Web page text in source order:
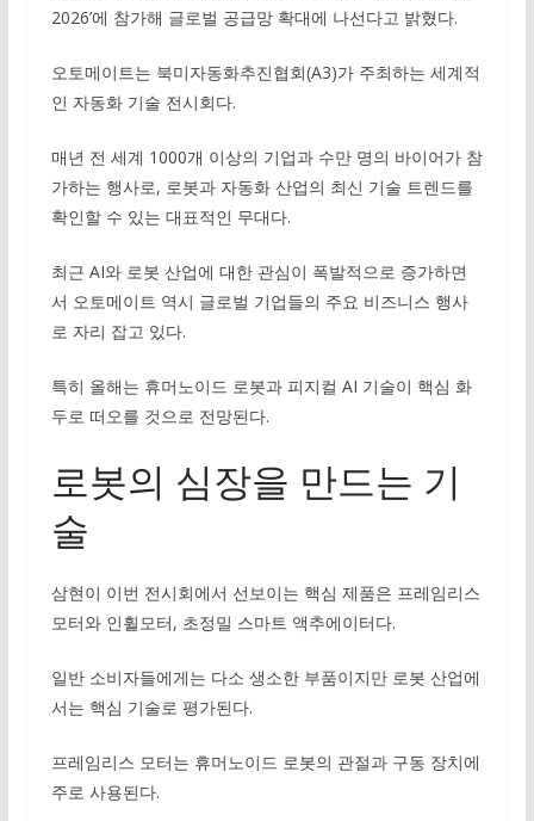
2026’에 참가해 글로벌 공급망 확대에 나선다고 밝혔다.
오토메이트는 북미자동화추진협회(A3)가 주최하는 세계적
인 자동화 기술 전시회다.
매년 전 세계 1000개 이상의 기업과 수만 명의 바이어가 참
가하는 행사로, 로봇과 자동화 산업의 최신 기술 트렌드를
확인할 수 있는 대표적인 무대다.
최근 AI와 로봇 산업에 대한 관심이 폭발적으로 증가하면
서 오토메이트 역시 글로벌 기업들의 주요 비즈니스 행사
로 자리 잡고 있다.
특히 올해는 휴머노이드 로봇과 피지컬 AI 기술이 핵심 화
두로 떠오를 것으로 전망된다.
로봇의 심장을 만드는 기
술
삼현이 이번 전시회에서 선보이는 핵심 제품은 프레임리스
모터와 인휠모터, 초정밀 스마트 액추에이터다.
일반 소비자들에게는 다소 생소한 부품이지만 로봇 산업에
서는 핵심 기술로 평가된다.
프레임리스 모터는 휴머노이드 로봇의 관절과 구동 장치에
주로 사용된다.